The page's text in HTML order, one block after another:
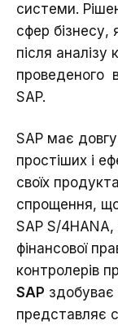
системи.
сфер бізнесу,
після аналізу
проведеного
SAP.
SAP має
простіших і
своїх
спрощення,
SAP S/
фінансової
контролерів
SAP здобуває
представляє